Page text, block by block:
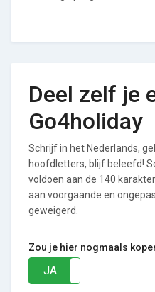
Deel zelf je
Go4holiday
Schrijf in het Nederlands,
hoofdletters, blijf beleefd!
voldoen aan de 140
aan voorgaande en
geweigerd.
Zou je hier nogmaals
JA